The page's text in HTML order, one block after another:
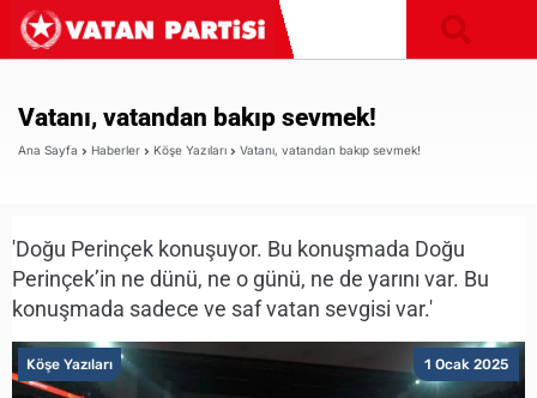
Vatanı, vatandan bakıp sevmek!
Ana Sayfa Haberler Köşe Yazıları Vatanı, vatandan bakıp sevmek!
'Doğu Perinçek konuşuyor. Bu konuşmada Doğu
Perinçek’in ne dünü, ne o günü, ne de yarını var. Bu
konuşmada sadece ve saf vatan sevgisi var.'
1 Ocak 2025
Köşe Yazıları